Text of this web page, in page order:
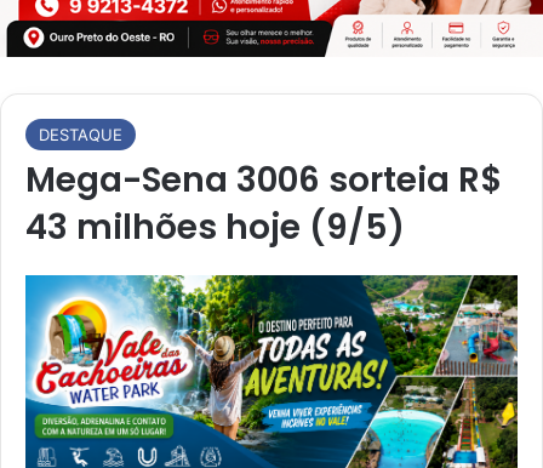
DESTAQUE
Mega-Sena 3006 sorteia R$
43 milhões hoje (9/5)